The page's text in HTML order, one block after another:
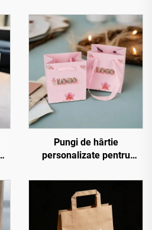
Pungi de hârtie
personalizate pentru
cald aurit, pungi de
cumpărături tip sac, pungi
de hârtie reciclată pentru